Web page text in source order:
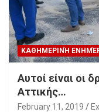
ΚΑΘΗΜΕΡΙΝΉ
Αυτοί είναι οι
Αττικής…
February 11, 2019